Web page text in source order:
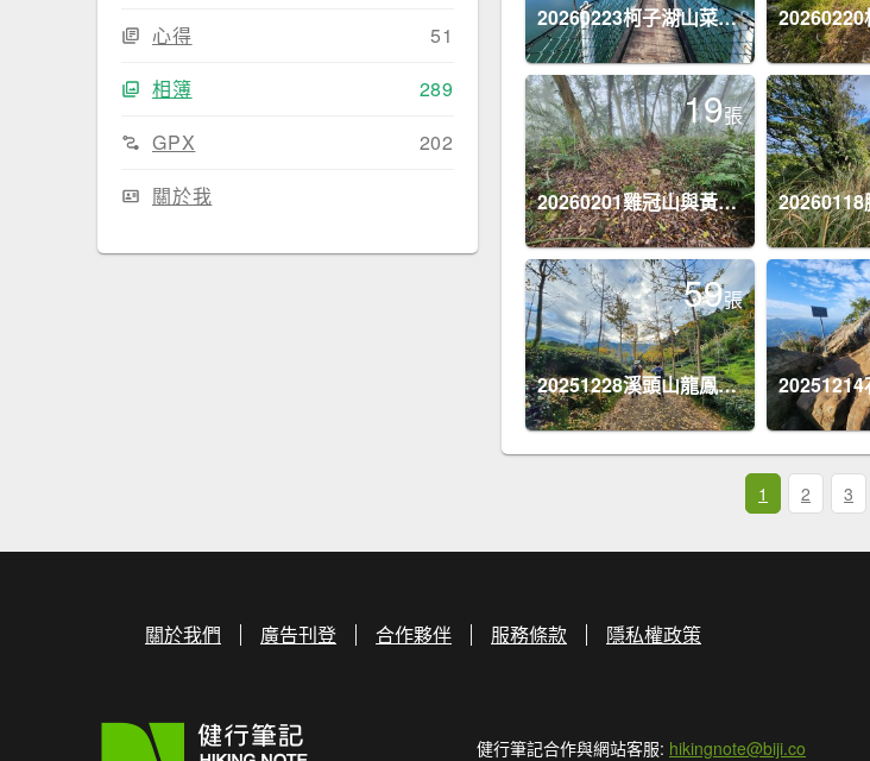
心得
51
相簿
289
GPX
202
關於我
20260223柯子湖山菜堂山尖山沙湖壢山與寶山水庫基石
19張
20260201雞冠山與黃麻園山(苗栗縣大湖鄉)
59張
20251228溪頭山龍鳳山嶺頭山O型
1 2 3
關於我們 廣告刊登 合作夥伴 服務條款 隱私權政策
健行筆記合作與網站客服: hikingnote@biji.co